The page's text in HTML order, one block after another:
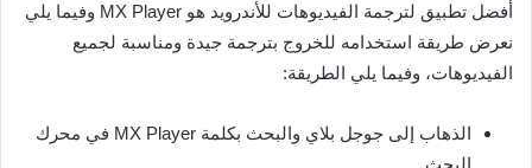
أفضل تطبيق لترجمة الفيديوهات للأندرويد هو MX Player وفيما يلي
نعرض طريقة استخدامه للخروج بترجمة جيدة ومناسبة لجميع
الفيديوهات، وفيما يلي الطريقة:
الذهاب إلى جوجل بلاي والبحث بكلمة MX Player في محرك